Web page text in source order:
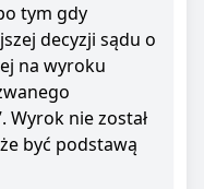
tym gdy
decyzji sądu o
na wyroku
Wyrok nie został
być podstawą